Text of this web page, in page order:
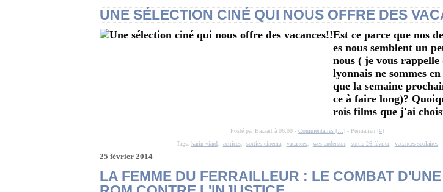
UNE SÉLECTION CINÉ QUI NOUS OFFRE DES
Est ce parce que nos
es nous semblent un
nous ( je vous rappelle
lyonnais ne sommes
que la semaine
ce à faire long)?
rois films que j'ai
Posté par Bazaart à 06:00 -Commentaires [ …] - Permalien [#]
Tags: karin viard, actrices, sorties cinéma, vacances, wes anderson, sortie 26 février, vacances scolaires
25 février 2014
LA FEMME DU FERRAILLEUR : LE COMBAT